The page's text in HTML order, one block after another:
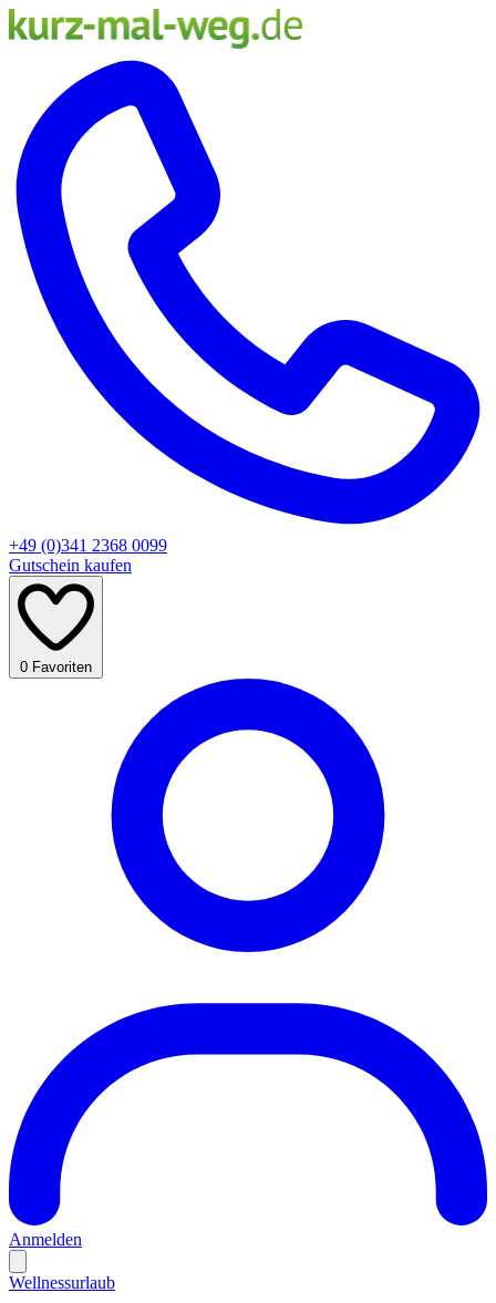
+49 (0)341 2368 0099
Gutschein kaufen
0 Favoriten
Anmelden
Wellnessurlaub